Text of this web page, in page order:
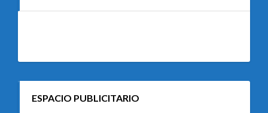
ESPACIO PUBLICITARIO